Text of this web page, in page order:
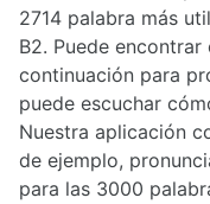
2714 palabra más
B2. Puede
continuación para
puede escuchar
Nuestra aplicación
de ejemplo,
para las 3000